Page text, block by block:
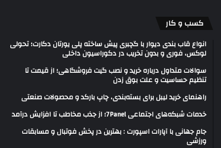
کسب و کار
انواع قاب بندی دیوار با گچبری پیش ساخته پلی یورتان دکارت؛ تحولی
لوکس، فوری و بدون تخریب در دکوراسیون داخلی
سوالات متداول درباره خرید و نصب گیت فروشگاهی؛ از قیمت تا
تنظیم حساسیت و علت بوق زدن
راهنمای خرید لیبل برای بسته‌بندی، چاپ بارکد و محصولات صنعتی
خدمات شبکه‌های اجتماعی 7Panel؛ از جذب مخاطب تا افزایش درآمد
جام جهانی با آپارات اسپورت : بهترین در پخش فوتبال و مسابقات
ورزشی